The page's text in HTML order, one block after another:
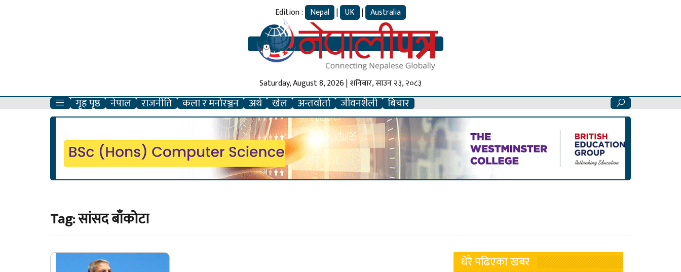
Edition : Nepal | UK | Australia
Saturday, August 8, 2026 | शनिबार, साउन २३, २०८३
गृह पृष्ठ नेपाल राजनीति कला र मनोरञ्जन अर्थ खेल अन्तर्वार्ता जीवनशैली बिचार
Tag:सांसद बाँकोटा
धेरै पढिएका खबर